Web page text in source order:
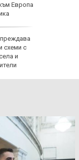
Европа
схеми с
и